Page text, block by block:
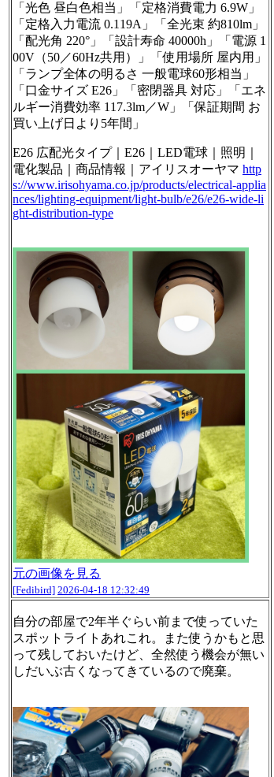
「光色 昼白色相当」「定格消費電力 6.9W」
「定格入力電流 0.119A」「全光束 約810lm」
「配光角 220°」「設計寿命 40000h」「電源 1
00V（50／60Hz共用）」「使用場所 屋内用」
「ランプ全体の明るさ 一般電球60形相当」
「口金サイズ E26」「密閉器具 対応」「エネ
ルギー消費効率 117.3lm／W」「保証期間 お
買い上げ日より5年間」
E26 広配光タイプ｜E26｜LED電球｜照明｜
電化製品｜商品情報｜アイリスオーヤマ http
s://www.irisohyama.co.jp/products/electrical-applia
nces/lighting-equipment/light-bulb/e26/e26-wide-li
ght-distribution-type
元の画像を見る
[Fedibird] 2026-04-18 12:32:49
自分の部屋で2年半ぐらい前まで使っていた
スポットライトあれこれ。また使うかもと思
って残しておいたけど、全然使う機会が無い
しだいぶ古くなってきているので廃棄。